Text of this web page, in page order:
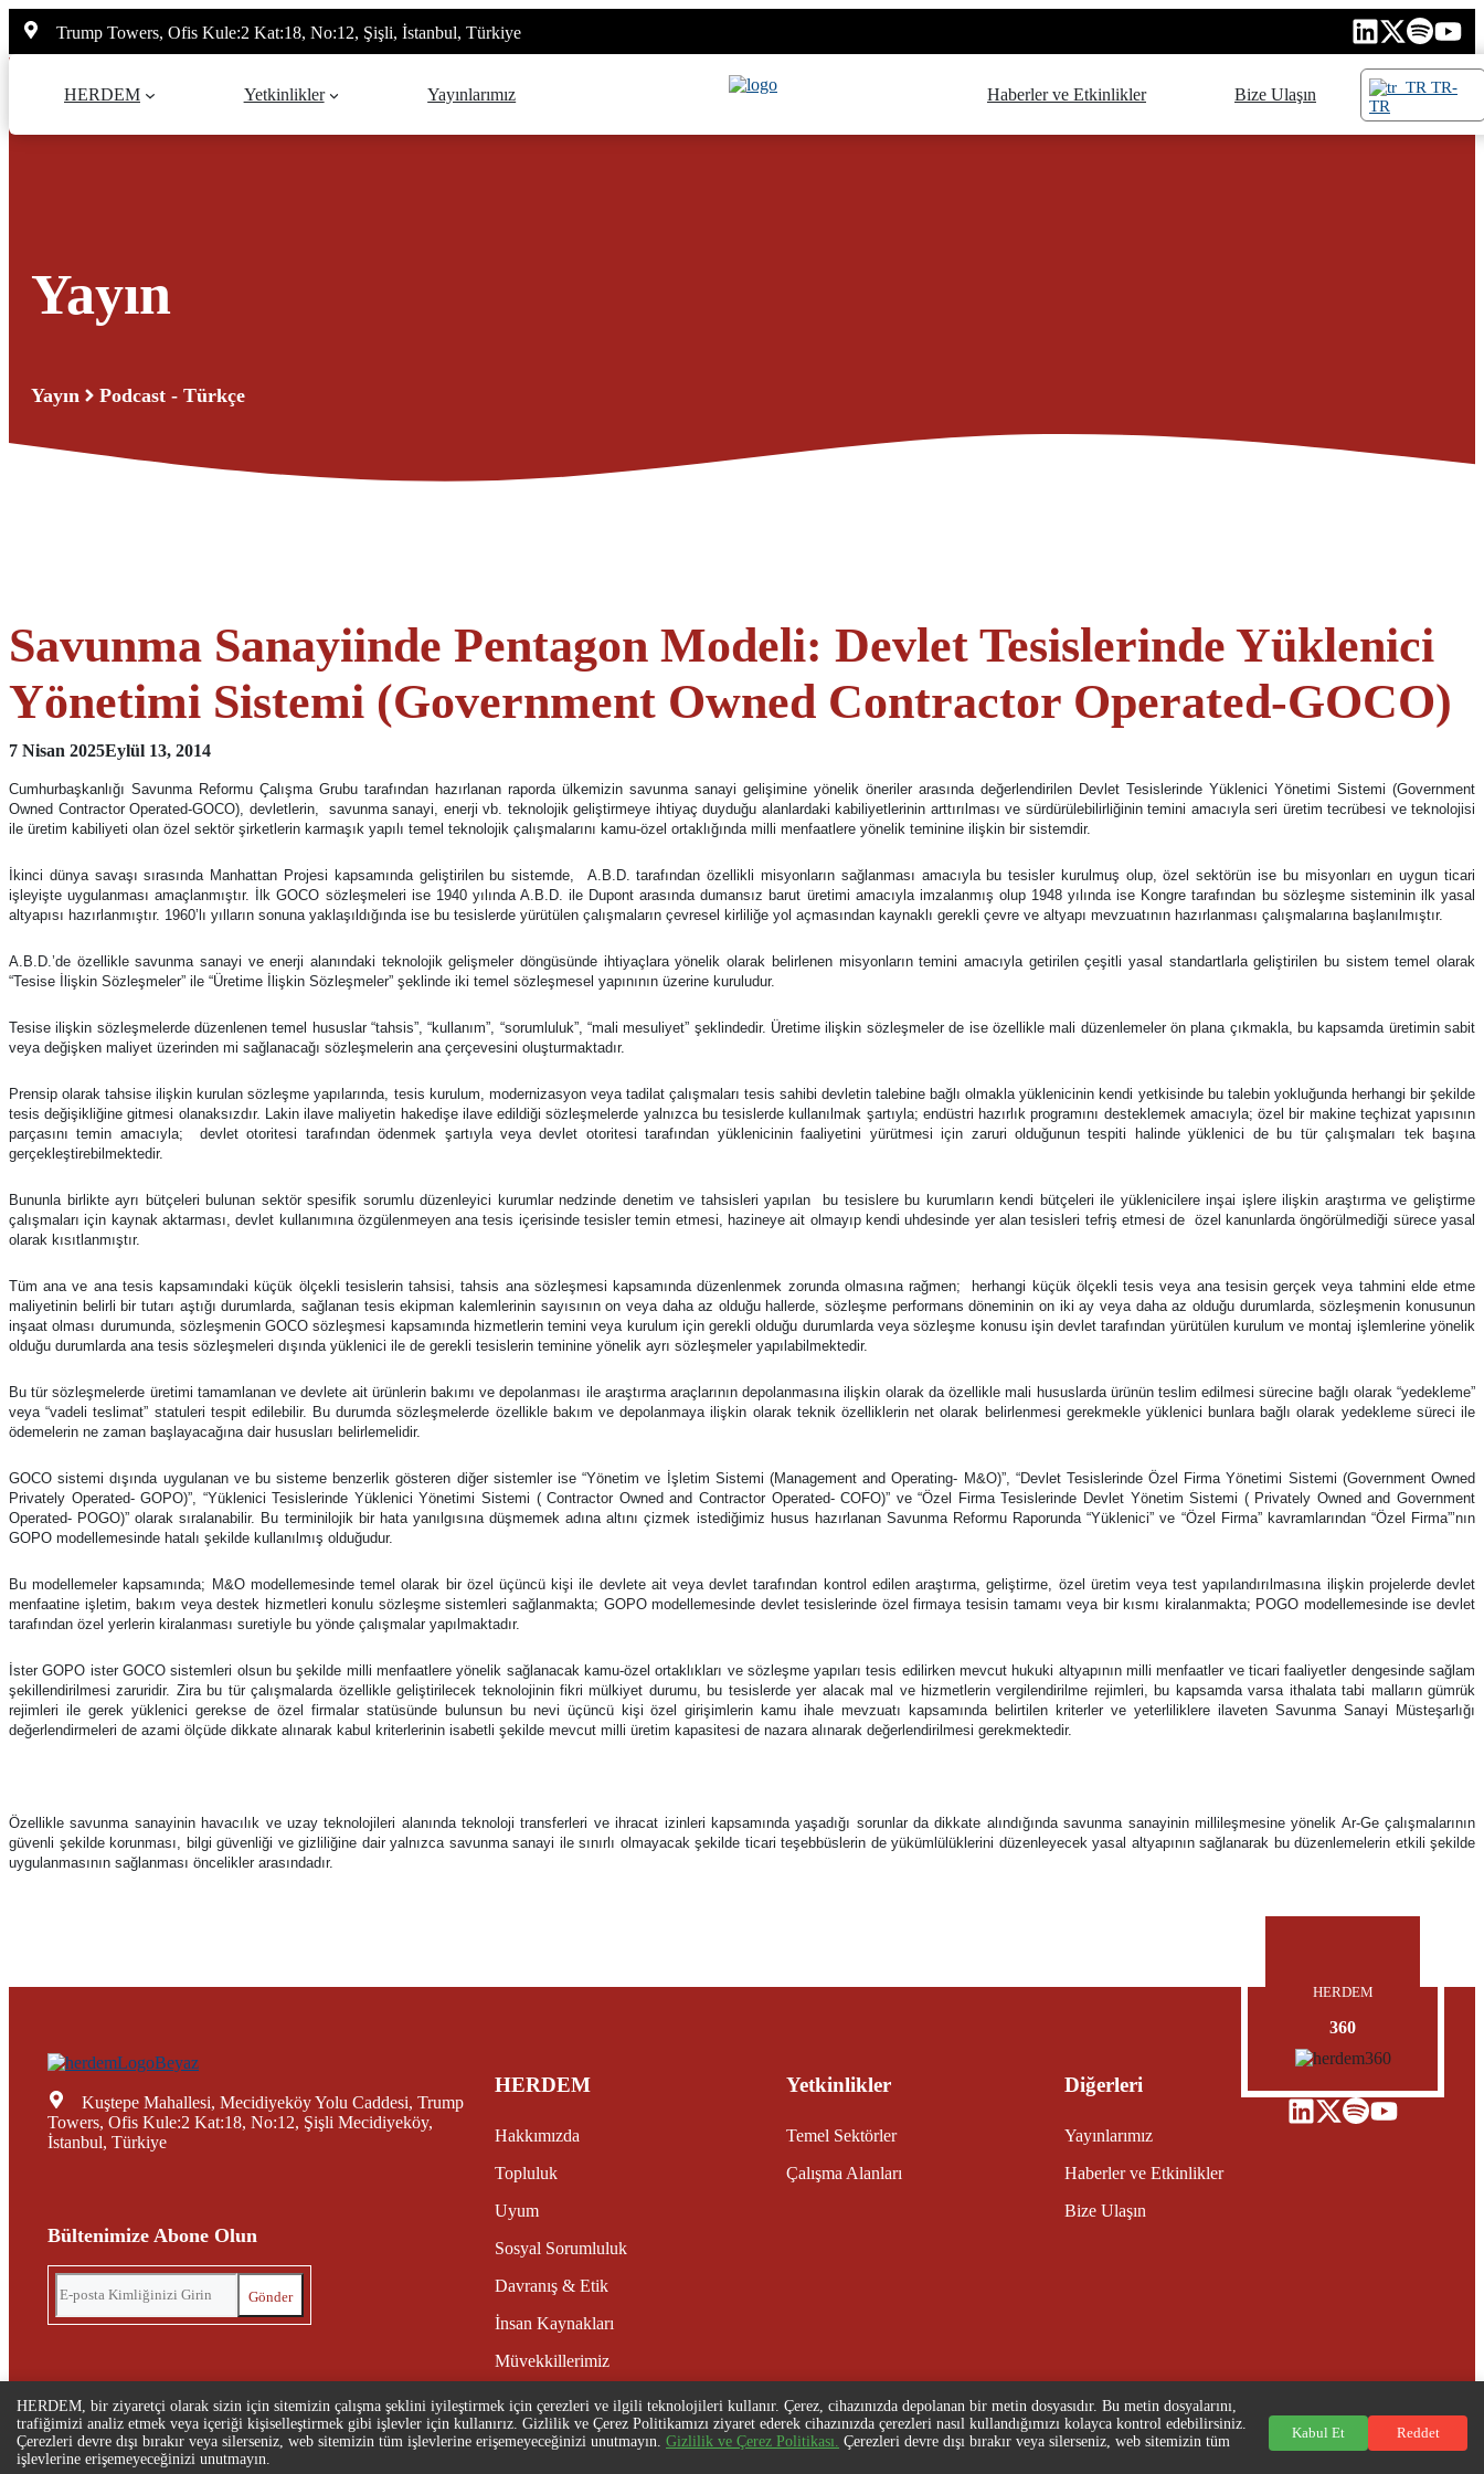
İçeriğe
atla
Trump Towers, Ofis Kule:2 Kat:18, No:12, Şişli, İstanbul, Türkiye
HERDEM Yetkinlikler Yayınlarımız Haberler ve Etkinlikler Bize Ulaşın
TR-
TR
Yayın
Yayın Podcast - Türkçe
Savunma Sanayiinde Pentagon Modeli: Devlet Tesislerinde Yüklenici
Yönetimi Sistemi (Government Owned Contractor Operated-GOCO)
7 Nisan 2025Eylül 13, 2014
Cumhurbaşkanlığı Savunma Reformu Çalışma Grubu tarafından hazırlanan raporda ülkemizin savunma sanayi gelişimine yönelik öneriler arasında değerlendirilen Devlet Tesislerinde Yüklenici Yönetimi Sistemi (Government
Owned Contractor Operated-GOCO), devletlerin, savunma sanayi, enerji vb. teknolojik geliştirmeye ihtiyaç duyduğu alanlardaki kabiliyetlerinin arttırılması ve sürdürülebilirliğinin temini amacıyla seri üretim tecrübesi ve teknolojisi
ile üretim kabiliyeti olan özel sektör şirketlerin karmaşık yapılı temel teknolojik çalışmalarını kamu-özel ortaklığında milli menfaatlere yönelik teminine ilişkin bir sistemdir.
İkinci dünya savaşı sırasında Manhattan Projesi kapsamında geliştirilen bu sistemde, A.B.D. tarafından özellikli misyonların sağlanması amacıyla bu tesisler kurulmuş olup, özel sektörün ise bu misyonları en uygun ticari
işleyişte uygulanması amaçlanmıştır. İlk GOCO sözleşmeleri ise 1940 yılında A.B.D. ile Dupont arasında dumansız barut üretimi amacıyla imzalanmış olup 1948 yılında ise Kongre tarafından bu sözleşme sisteminin ilk yasal
altyapısı hazırlanmıştır. 1960’lı yılların sonuna yaklaşıldığında ise bu tesislerde yürütülen çalışmaların çevresel kirliliğe yol açmasından kaynaklı gerekli çevre ve altyapı mevzuatının hazırlanması çalışmalarına başlanılmıştır.
A.B.D.’de özellikle savunma sanayi ve enerji alanındaki teknolojik gelişmeler döngüsünde ihtiyaçlara yönelik olarak belirlenen misyonların temini amacıyla getirilen çeşitli yasal standartlarla geliştirilen bu sistem temel olarak
“Tesise İlişkin Sözleşmeler” ile “Üretime İlişkin Sözleşmeler” şeklinde iki temel sözleşmesel yapınının üzerine kuruludur.
Tesise ilişkin sözleşmelerde düzenlenen temel hususlar “tahsis”, “kullanım”, “sorumluluk”, “mali mesuliyet” şeklindedir. Üretime ilişkin sözleşmeler de ise özellikle mali düzenlemeler ön plana çıkmakla, bu kapsamda üretimin sabit
veya değişken maliyet üzerinden mi sağlanacağı sözleşmelerin ana çerçevesini oluşturmaktadır.
Prensip olarak tahsise ilişkin kurulan sözleşme yapılarında, tesis kurulum, modernizasyon veya tadilat çalışmaları tesis sahibi devletin talebine bağlı olmakla yüklenicinin kendi yetkisinde bu talebin yokluğunda herhangi bir şekilde
tesis değişikliğine gitmesi olanaksızdır. Lakin ilave maliyetin hakedişe ilave edildiği sözleşmelerde yalnızca bu tesislerde kullanılmak şartıyla; endüstri hazırlık programını desteklemek amacıyla; özel bir makine teçhizat yapısının
parçasını temin amacıyla; devlet otoritesi tarafından ödenmek şartıyla veya devlet otoritesi tarafından yüklenicinin faaliyetini yürütmesi için zaruri olduğunun tespiti halinde yüklenici de bu tür çalışmaları tek başına
gerçekleştirebilmektedir.
Bununla birlikte ayrı bütçeleri bulunan sektör spesifik sorumlu düzenleyici kurumlar nedzinde denetim ve tahsisleri yapılan bu tesislere bu kurumların kendi bütçeleri ile yüklenicilere inşai işlere ilişkin araştırma ve geliştirme
çalışmaları için kaynak aktarması, devlet kullanımına özgülenmeyen ana tesis içerisinde tesisler temin etmesi, hazineye ait olmayıp kendi uhdesinde yer alan tesisleri tefriş etmesi de özel kanunlarda öngörülmediği sürece yasal
olarak kısıtlanmıştır.
Tüm ana ve ana tesis kapsamındaki küçük ölçekli tesislerin tahsisi, tahsis ana sözleşmesi kapsamında düzenlenmek zorunda olmasına rağmen; herhangi küçük ölçekli tesis veya ana tesisin gerçek veya tahmini elde etme
maliyetinin belirli bir tutarı aştığı durumlarda, sağlanan tesis ekipman kalemlerinin sayısının on veya daha az olduğu hallerde, sözleşme performans döneminin on iki ay veya daha az olduğu durumlarda, sözleşmenin konusunun
inşaat olması durumunda, sözleşmenin GOCO sözleşmesi kapsamında hizmetlerin temini veya kurulum için gerekli olduğu durumlarda veya sözleşme konusu işin devlet tarafından yürütülen kurulum ve montaj işlemlerine yönelik
olduğu durumlarda ana tesis sözleşmeleri dışında yüklenici ile de gerekli tesislerin teminine yönelik ayrı sözleşmeler yapılabilmektedir.
Bu tür sözleşmelerde üretimi tamamlanan ve devlete ait ürünlerin bakımı ve depolanması ile araştırma araçlarının depolanmasına ilişkin olarak da özellikle mali hususlarda ürünün teslim edilmesi sürecine bağlı olarak “yedekleme”
veya “vadeli teslimat” statuleri tespit edilebilir. Bu durumda sözleşmelerde özellikle bakım ve depolanmaya ilişkin olarak teknik özelliklerin net olarak belirlenmesi gerekmekle yüklenici bunlara bağlı olarak yedekleme süreci ile
ödemelerin ne zaman başlayacağına dair hususları belirlemelidir.
GOCO sistemi dışında uygulanan ve bu sisteme benzerlik gösteren diğer sistemler ise “Yönetim ve İşletim Sistemi (Management and Operating- M&O)”, “Devlet Tesislerinde Özel Firma Yönetimi Sistemi (Government Owned
Privately Operated- GOPO)”, “Yüklenici Tesislerinde Yüklenici Yönetimi Sistemi ( Contractor Owned and Contractor Operated- COFO)” ve “Özel Firma Tesislerinde Devlet Yönetim Sistemi ( Privately Owned and Government
Operated- POGO)” olarak sıralanabilir. Bu terminilojik bir hata yanılgısına düşmemek adına altını çizmek istediğimiz husus hazırlanan Savunma Reformu Raporunda “Yüklenici” ve “Özel Firma” kavramlarından “Özel Firma”’nın
GOPO modellemesinde hatalı şekilde kullanılmış olduğudur.
Bu modellemeler kapsamında; M&O modellemesinde temel olarak bir özel üçüncü kişi ile devlete ait veya devlet tarafından kontrol edilen araştırma, geliştirme, özel üretim veya test yapılandırılmasına ilişkin projelerde devlet
menfaatine işletim, bakım veya destek hizmetleri konulu sözleşme sistemleri sağlanmakta; GOPO modellemesinde devlet tesislerinde özel firmaya tesisin tamamı veya bir kısmı kiralanmakta; POGO modellemesinde ise devlet
tarafından özel yerlerin kiralanması suretiyle bu yönde çalışmalar yapılmaktadır.
İster GOPO ister GOCO sistemleri olsun bu şekilde milli menfaatlere yönelik sağlanacak kamu-özel ortaklıkları ve sözleşme yapıları tesis edilirken mevcut hukuki altyapının milli menfaatler ve ticari faaliyetler dengesinde sağlam
şekillendirilmesi zaruridir. Zira bu tür çalışmalarda özellikle geliştirilecek teknolojinin fikri mülkiyet durumu, bu tesislerde yer alacak mal ve hizmetlerin vergilendirilme rejimleri, bu kapsamda varsa ithalata tabi malların gümrük
rejimleri ile gerek yüklenici gerekse de özel firmalar statüsünde bulunsun bu nevi üçüncü kişi özel girişimlerin kamu ihale mevzuatı kapsamında belirtilen kriterler ve yeterliliklere ilaveten Savunma Sanayi Müsteşarlığı
değerlendirmeleri de azami ölçüde dikkate alınarak kabul kriterlerinin isabetli şekilde mevcut milli üretim kapasitesi de nazara alınarak değerlendirilmesi gerekmektedir.
Özellikle savunma sanayinin havacılık ve uzay teknolojileri alanında teknoloji transferleri ve ihracat izinleri kapsamında yaşadığı sorunlar da dikkate alındığında savunma sanayinin millileşmesine yönelik Ar-Ge çalışmalarının
güvenli şekilde korunması, bilgi güvenliği ve gizliliğine dair yalnızca savunma sanayi ile sınırlı olmayacak şekilde ticari teşebbüslerin de yükümlülüklerini düzenleyecek yasal altyapının sağlanarak bu düzenlemelerin etkili şekilde
uygulanmasının sağlanması öncelikler arasındadır.
Kuştepe Mahallesi, Mecidiyeköy Yolu Caddesi, Trump
Towers, Ofis Kule:2 Kat:18, No:12, Şişli Mecidiyeköy,
İstanbul, Türkiye
Bültenimize Abone Olun
HERDEM
Hakkımızda
Topluluk
Uyum
Sosyal Sorumluluk
Davranış & Etik
İnsan Kaynakları
Müvekkillerimiz
Yetkinlikler
Temel Sektörler
Çalışma Alanları
Diğerleri
Yayınlarımız
Haberler ve Etkinlikler
Bize Ulaşın
Gizlilik ve Çerez Politikası © 2025HERDEM | Tüm Hakları Saklıdır. Tarafından desteklenmektedirStingreys
HERDEM
360
HERDEM, bir ziyaretçi olarak sizin için sitemizin çalışma şeklini iyileştirmek için çerezleri ve ilgili teknolojileri kullanır. Çerez, cihazınızda depolanan bir metin dosyasıdır. Bu metin dosyalarını,
trafiğimizi analiz etmek veya içeriği kişiselleştirmek gibi işlevler için kullanırız. Gizlilik ve Çerez Politikamızı ziyaret ederek cihazınızda çerezleri nasıl kullandığımızı kolayca kontrol edebilirsiniz.
Çerezleri devre dışı bırakır veya silerseniz, web sitemizin tüm işlevlerine erişemeyeceğinizi unutmayın. Gizlilik ve Çerez Politikası. Çerezleri devre dışı bırakır veya silerseniz, web sitemizin tüm
işlevlerine erişemeyeceğinizi unutmayın.
Kabul Et Reddet